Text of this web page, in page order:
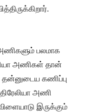
அணிகளும் பலமாக
அணிகள் தான்
தன்னுடைய கணிப்பு
அணி
இருக்கும்